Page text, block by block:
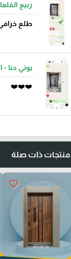
ربيع
طلع
يوني حنا -
❤️❤️❤️
منتجات ذات صلة
favorite_border